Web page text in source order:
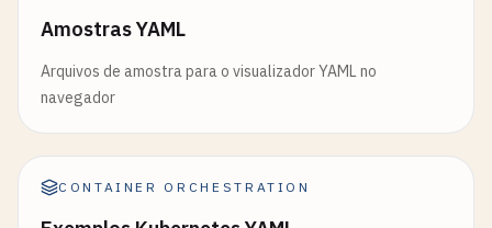
Amostras YAML
Arquivos de amostra para o visualizador YAML no
navegador
CONTAINER ORCHESTRATION